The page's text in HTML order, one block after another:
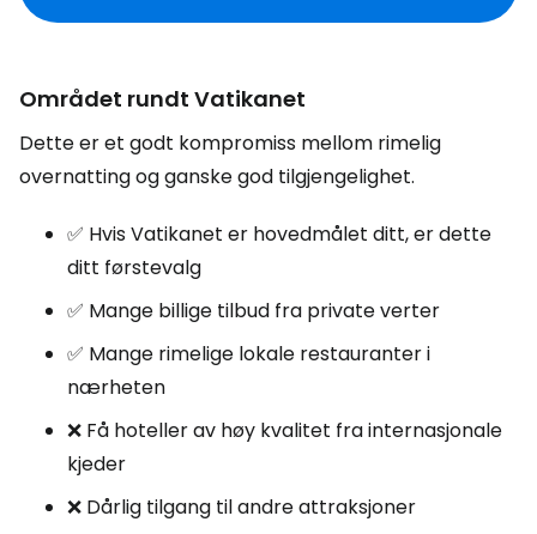
Området rundt Vatikanet
Dette er et godt kompromiss mellom rimelig
overnatting og ganske god tilgjengelighet.
✅ Hvis Vatikanet er hovedmålet ditt, er dette
ditt førstevalg
✅ Mange billige tilbud fra private verter
✅ Mange rimelige lokale restauranter i
nærheten
❌ Få hoteller av høy kvalitet fra internasjonale
kjeder
❌ Dårlig tilgang til andre attraksjoner